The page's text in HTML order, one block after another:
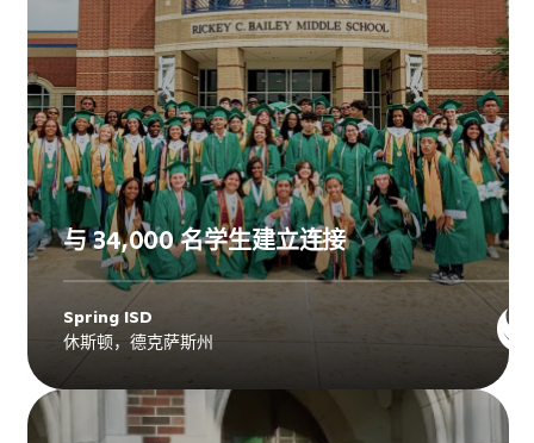
与 34,000 名学生建立连接
Spring ISD
休斯顿，德克萨斯州
ExploreSpring ISD